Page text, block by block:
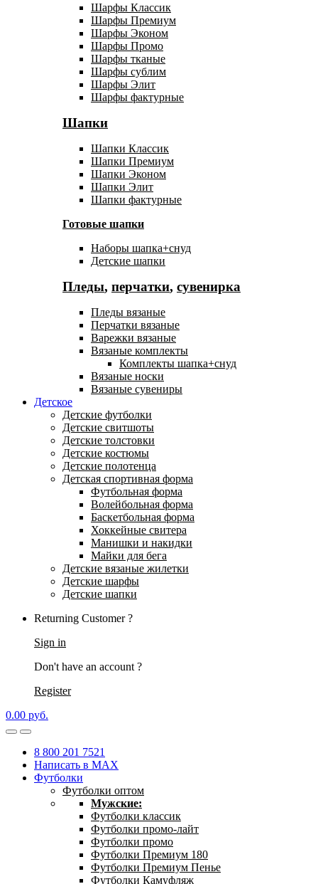
Шарфы Классик
Шарфы Премиум
Шарфы Эконом
Шарфы Промо
Шарфы тканые
Шарфы сублим
Шарфы Элит
Шарфы фактурные
Шапки
Шапки Классик
Шапки Премиум
Шапки Эконом
Шапки Элит
Шапки фактурные
Готовые шапки
Наборы шапка+снуд
Детские шапки
Пледы, перчатки, сувенирка
Пледы вязаные
Перчатки вязаные
Варежки вязаные
Вязаные комплекты
Комплекты шапка+снуд
Вязаные носки
Вязаные сувениры
Детское
Детские футболки
Детские свитшоты
Детские толстовки
Детские костюмы
Детские полотенца
Детская спортивная форма
Футбольная форма
Волейбольная форма
Баскетбольная форма
Хоккейные свитера
Манишки и накидки
Майки для бега
Детские вязаные жилетки
Детские шарфы
Детские шапки
Returning Customer ?
Sign in
Don't have an account ?
Register
0.00 руб.
8 800 201 7521
Написать в MAX
Футболки
Футболки оптом
Мужские:
Футболки классик
Футболки промо-лайт
Футболки промо
Футболки Премиум 180
Футболки Премиум Пенье
Футболки Камуфляж